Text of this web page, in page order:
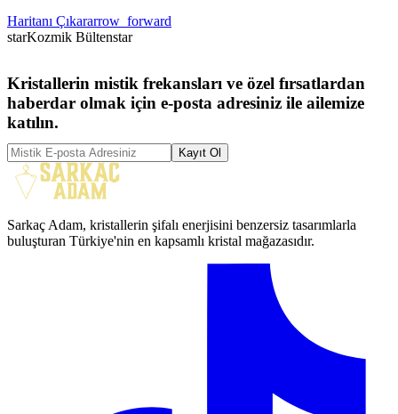
Haritanı Çıkararrow_forward
starKozmik Bültenstar
Kristallerin mistik frekansları ve özel fırsatlardan
haberdar olmak için e-posta adresiniz ile ailemize
katılın.
Kayıt Ol
Sarkaç Adam, kristallerin şifalı enerjisini benzersiz tasarımlarla
buluşturan Türkiye'nin en kapsamlı kristal mağazasıdır.